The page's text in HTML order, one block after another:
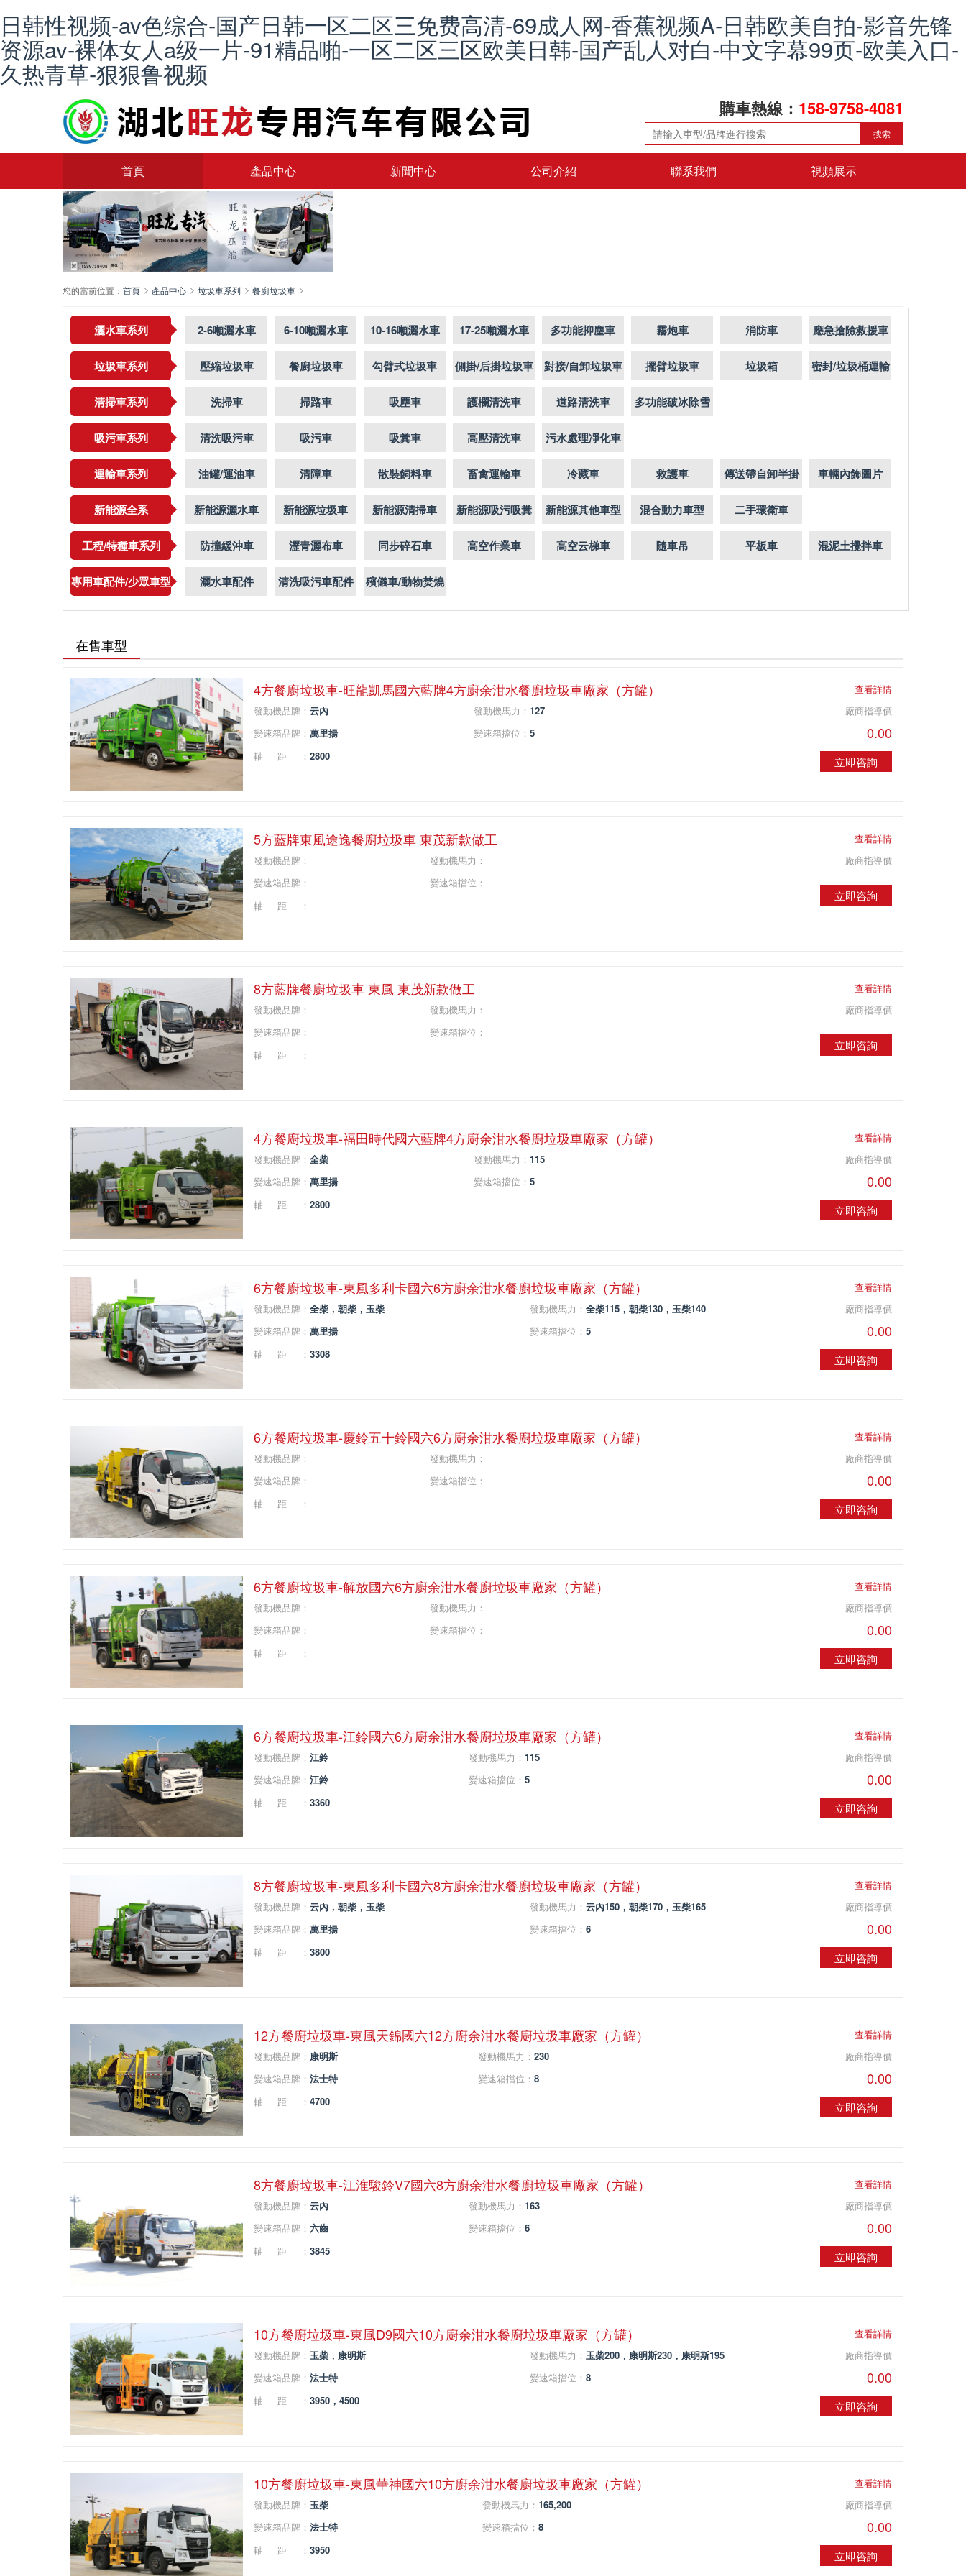
日韩性视频-av色综合-国产日韩一区二区三免费高清-69成人网-香蕉视频A-日韩欧美自拍-影音先锋
资源av-裸体女人a级一片-91精品啪-一区二区三区欧美日韩-国产乱人对白-中文字幕99页-欧美入口-
久热青草-狠狠鲁视频
購車熱線： 158-9758-4081
搜索
首頁 產品中心 新聞中心 公司介紹 聯系我們 視頻展示
您的當前位置： 首頁 產品中心 垃圾車系列 餐廚垃圾車
灑水車系列 2-6噸灑水車 6-10噸灑水車 10-16噸灑水車 17-25噸灑水車 多功能抑塵車 霧炮車 消防車 應急搶險救援車
垃圾車系列 壓縮垃圾車 餐廚垃圾車 勾臂式垃圾車 側掛/后掛垃圾車 對接/自卸垃圾車 擺臂垃圾車 垃圾箱
密封/垃圾桶運輸
清掃車系列 洗掃車 掃路車 吸塵車 護欄清洗車 道路清洗車
多功能破冰除雪
吸污車系列 清洗吸污車 吸污車 吸糞車 高壓清洗車 污水處理凈化車
運輸車系列 油罐/運油車 清障車 散裝飼料車 畜禽運輸車 冷藏車 救護車 傳送帶自卸半掛 車輛內飾圖片
新能源全系 新能源灑水車 新能源垃圾車 新能源清掃車 新能源吸污吸糞 新能源其他車型 混合動力車型 二手環衛車
工程/特種車系列 防撞緩沖車 瀝青灑布車 同步碎石車 高空作業車 高空云梯車 隨車吊 平板車 混泥土攪拌車
專用車配件/少眾車型 灑水車配件 清洗吸污車配件
殯儀車/動物焚燒
車
在售車型
4方餐廚垃圾車-旺龍凱馬國六藍牌4方廚余泔水餐廚垃圾車廠家（方罐）
查看詳情
發動機品牌： 云內 發動機馬力： 127
變速箱品牌： 萬里揚 變速箱擋位： 5
軸距： 2800
廠商指導價
0.00
立即咨詢
5方藍牌東風途逸餐廚垃圾車 東茂新款做工
查看詳情
發動機品牌：
發動機馬力：
變速箱品牌：
變速箱擋位：
軸距：
廠商指導價
立即咨詢
8方藍牌餐廚垃圾車 東風 東茂新款做工
查看詳情
發動機品牌：
發動機馬力：
變速箱品牌：
變速箱擋位：
軸距：
廠商指導價
立即咨詢
4方餐廚垃圾車-福田時代國六藍牌4方廚余泔水餐廚垃圾車廠家（方罐）
查看詳情
發動機品牌： 全柴 發動機馬力： 115
變速箱品牌： 萬里揚 變速箱擋位： 5
軸距： 2800
廠商指導價
0.00
立即咨詢
6方餐廚垃圾車-東風多利卡國六6方廚余泔水餐廚垃圾車廠家（方罐）
查看詳情
發動機品牌： 全柴，朝柴，玉柴 發動機馬力： 全柴115，朝柴130，玉柴140
變速箱品牌： 萬里揚 變速箱擋位： 5
軸距： 3308
廠商指導價
0.00
立即咨詢
6方餐廚垃圾車-慶鈴五十鈴國六6方廚余泔水餐廚垃圾車廠家（方罐）
查看詳情
發動機品牌：
發動機馬力：
變速箱品牌：
變速箱擋位：
軸距：
廠商指導價
0.00
立即咨詢
6方餐廚垃圾車-解放國六6方廚余泔水餐廚垃圾車廠家（方罐）
查看詳情
發動機品牌：
發動機馬力：
變速箱品牌：
變速箱擋位：
軸距：
廠商指導價
0.00
立即咨詢
6方餐廚垃圾車-江鈴國六6方廚余泔水餐廚垃圾車廠家（方罐）
查看詳情
發動機品牌： 江鈴 發動機馬力： 115
變速箱品牌： 江鈴 變速箱擋位： 5
軸距： 3360
廠商指導價
0.00
立即咨詢
8方餐廚垃圾車-東風多利卡國六8方廚余泔水餐廚垃圾車廠家（方罐）
查看詳情
發動機品牌： 云內，朝柴，玉柴 發動機馬力： 云內150，朝柴170，玉柴165
變速箱品牌： 萬里揚 變速箱擋位： 6
軸距： 3800
廠商指導價
0.00
立即咨詢
12方餐廚垃圾車-東風天錦國六12方廚余泔水餐廚垃圾車廠家（方罐）
查看詳情
發動機品牌： 康明斯 發動機馬力： 230
變速箱品牌： 法士特 變速箱擋位： 8
軸距： 4700
廠商指導價
0.00
立即咨詢
8方餐廚垃圾車-江淮駿鈴V7國六8方廚余泔水餐廚垃圾車廠家（方罐）
查看詳情
發動機品牌： 云內 發動機馬力： 163
變速箱品牌： 六齒 變速箱擋位： 6
軸距： 3845
廠商指導價
0.00
立即咨詢
10方餐廚垃圾車-東風D9國六10方廚余泔水餐廚垃圾車廠家（方罐）
查看詳情
發動機品牌： 玉柴，康明斯 發動機馬力： 玉柴200，康明斯230，康明斯195
變速箱品牌： 法士特 變速箱擋位： 8
軸距： 3950，4500
廠商指導價
0.00
立即咨詢
10方餐廚垃圾車-東風華神國六10方廚余泔水餐廚垃圾車廠家（方罐）
查看詳情
發動機品牌： 玉柴 發動機馬力： 165,200
變速箱品牌： 法士特 變速箱擋位： 8
軸距： 3950
廠商指導價
0.00
立即咨詢